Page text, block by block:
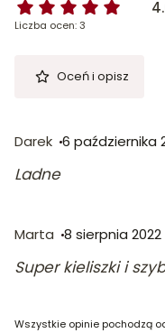
Liczba ocen: 3
Oceń i opisz
Darek 6 października
Ladne
Marta 8 sierpnia 2022
Super kieliszki i
Wszystkie opinie pochodzą